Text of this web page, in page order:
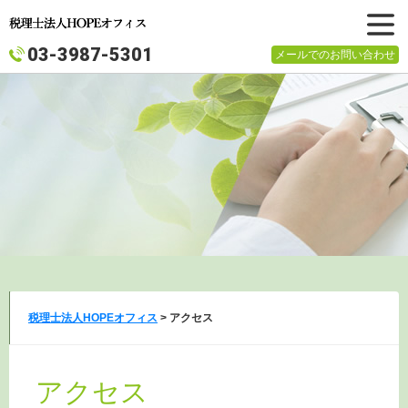
メニュ
ー
03-3987-5301 メールでのお問い合わせ
税理士法人HOPEオフィス > アクセス
アクセス